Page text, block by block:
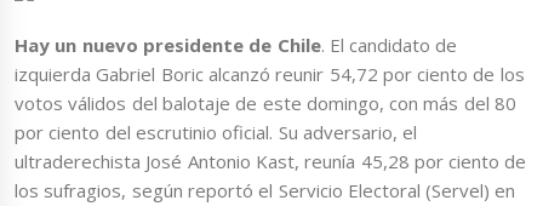
Hay un nuevo presidente de Chile. El candidato de
izquierda Gabriel Boric alcanzó reunir 54,72 por ciento de los
votos válidos del balotaje de este domingo, con más del 80
por ciento del escrutinio oficial. Su adversario, el
ultraderechista José Antonio Kast, reunía 45,28 por ciento de
los sufragios, según reportó el Servicio Electoral (Servel) en